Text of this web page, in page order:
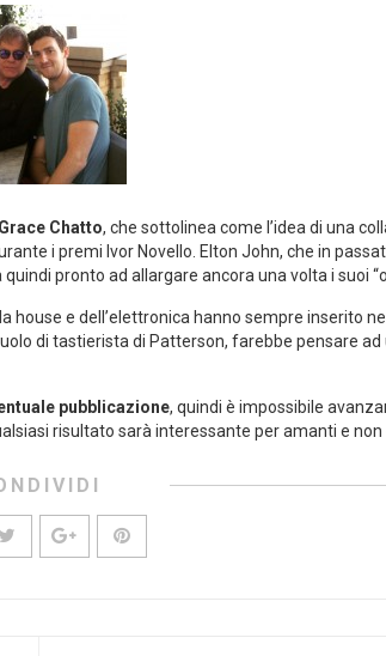
Grace Chatto, che sottolinea come l’idea di una
i premi Ivor Novello. Elton John, che in
pronto ad allargare ancora una volta i suoi
house e dell’elettronica hanno sempre inserito
di tastierista di Patterson, farebbe pensare ad
pubblicazione, quindi è impossibile
risultato sarà interessante per amanti e